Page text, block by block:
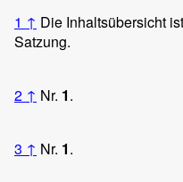
1 ↑ Die Inhaltsübersicht
Satzung.
2 ↑ Nr. 1.
3 ↑ Nr. 1.